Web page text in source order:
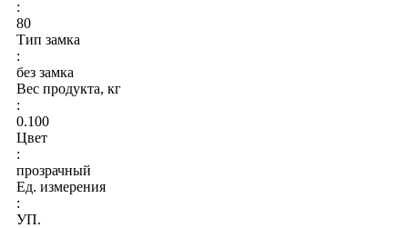
:
80
Тип замка
:
без замка
Вес продукта, кг
:
0.100
Цвет
:
прозрачный
Ед. измерения
:
УП.